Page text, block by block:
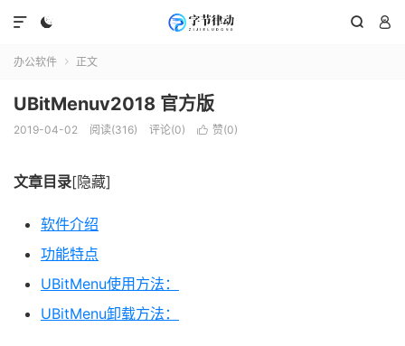
  

办公软件  正文
UBitMenuv2018 官方版
2019-04-02 阅读(316) 评论(0)  赞(0)
文章目录[隐藏]
软件介绍
功能特点
UBitMenu使用方法：
UBitMenu卸载方法：